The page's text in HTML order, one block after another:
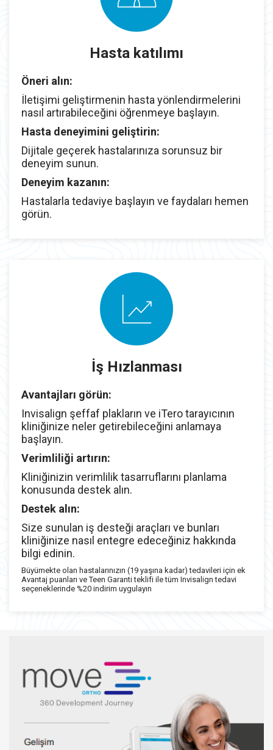
Hasta katılımı
Öneri alın:
İletişimi geliştirmenin hasta yönlendirmelerini
nasıl artırabileceğini öğrenmeye başlayın.
Hasta deneyimini geliştirin:
Dijitale geçerek hastalarınıza sorunsuz bir
deneyim sunun.
Deneyim kazanın:
Hastalarla tedaviye başlayın ve faydaları hemen
görün.
İş Hızlanması
Avantajları görün:
Invisalign şeffaf plakların ve iTero tarayıcının
kliniğinize neler getirebileceğini anlamaya
başlayın.
Verimliliği artırın:
Kliniğinizin verimlilik tasarruflarını planlama
konusunda destek alın.
Destek alın:
Size sunulan iş desteği araçları ve bunları
kliniğinize nasıl entegre edeceğiniz hakkında
bilgi edinin.
Büyümekte olan hastalarınızın (19 yaşına kadar) tedavileri için ek
Avantaj puanları ve Teen Garanti teklifi ile tüm Invisalign tedavi
seçeneklerinde %20 indirim uygulayın